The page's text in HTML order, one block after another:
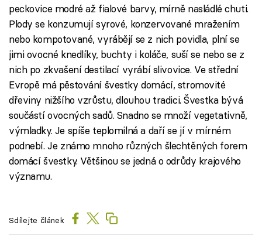
peckovice modré až fialové barvy, mírně nasládlé chuti.
Plody se konzumují syrové, konzervované mražením
nebo kompotované, vyrábějí se z nich povidla, plní se
jimi ovocné knedlíky, buchty i koláče, suší se nebo se z
nich po zkvašení destilací vyrábí slivovice. Ve střední
Evropě má pěstování švestky domácí, stromovité
dřeviny nižšího vzrůstu, dlouhou tradici. Švestka bývá
součástí ovocných sadů. Snadno se množí vegetativně,
výmladky. Je spíše teplomilná a daří se jí v mírném
podnebí. Je známo mnoho různých šlechtěných forem
domácí švestky. Většinou se jedná o odrůdy krajového
významu.
Sdílejte článek